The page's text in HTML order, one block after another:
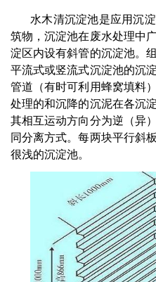
水木清沉淀池是应用沉
筑物，沉淀池在废水处理中
淀区内设有斜管的沉淀池。
平流式或竖流式沉淀池的沉
管道（有时可利用蜂窝填料
处理的和沉降的沉泥在各沉
其相互运动方向分为逆（异
同分离方式。每两块平行斜
很浅的沉淀池。